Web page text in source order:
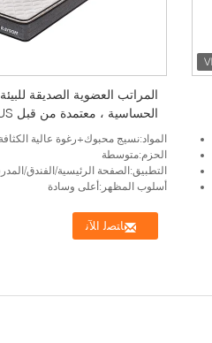
المراتب العضوية الصديقة
الحساسية ، معتمدة من قبل CertiPUR-US
المواد:نسيج محبوك+رغوة عالية
الحزم:متوسطة
التطبيق:الصفحة الرئيسية/الفندق/
أسلوب المظهر:أعلى وسادة
ﺎﺘﺼﻟ ﺍﻶﻧ